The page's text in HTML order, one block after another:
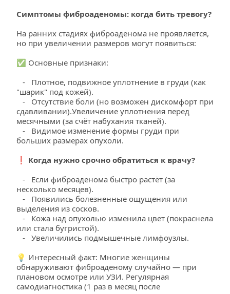
Симптомы фиброаденомы: когда бить тревогу?
На ранних стадиях фиброаденома не проявляется,
но при увеличении размеров могут появиться:
✅ Основные признаки:
"шарик" под кожей).
сдавливании).Увеличение уплотнения перед
месячными (за счёт набухания тканей).
больших размерах опухоли.
❗ Когда нужно срочно обратиться к врачу?
несколько месяцев).
выделения из сосков.
или стала бугристой).
   -   Увеличились подмышечные лимфоузлы.
💡 Интересный факт: Многие женщины
обнаруживают фиброаденому случайно — при
плановом осмотре или УЗИ. Регулярная
самодиагностика (1 раз в месяц после